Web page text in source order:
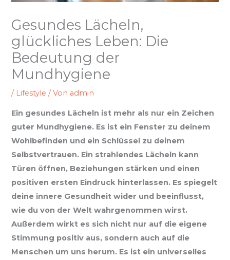
Gesundes Lächeln,
glückliches Leben: Die
Bedeutung der
Mundhygiene
/ Lifestyle / Von admin
Ein gesundes Lächeln ist mehr als nur ein Zeichen
guter Mundhygiene. Es ist ein Fenster zu deinem
Wohlbefinden und ein Schlüssel zu deinem
Selbstvertrauen. Ein strahlendes Lächeln kann
Türen öffnen, Beziehungen stärken und einen
positiven ersten Eindruck hinterlassen. Es spiegelt
deine innere Gesundheit wider und beeinflusst,
wie du von der Welt wahrgenommen wirst.
Außerdem wirkt es sich nicht nur auf die eigene
Stimmung positiv aus, sondern auch auf die
Menschen um uns herum. Es ist ein universelles